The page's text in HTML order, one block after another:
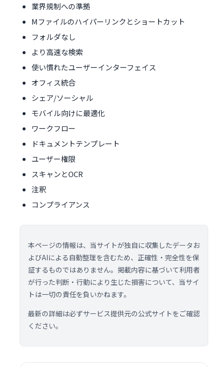
業界規制への準拠
Mファイルのハイパーリンクとショートカット
フォルダなし
より高速な検索
使い慣れたユーザーインターフェイス
オフィス統合
シェア/ソーシャル
モバイル向けに最適化
ワークフロー
ドキュメントテンプレート
ユーザー権限
スキャンとOCR
注釈
コンプライアンス
本ページの情報は、当サイトが独自に収集したデータお
よびAIによる自動整理を含むため、正確性・完全性を保
証するものではありません。掲載内容に基づいて利用者
が行った判断・行動により生じた損害について、当サイ
トは一切の責任を負いかねます。
最新の詳細は必ずサービス提供元の公式サイトをご確認
ください。